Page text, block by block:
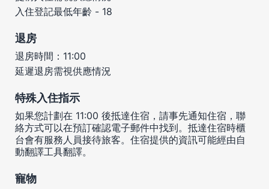
入住登記最低年齡 - 18
退房
退房時間：11:00
延遲退房需視供應情況
特殊入住指示
如果您計劃在 11:00 後抵達住宿，請事先通知住宿，聯
絡方式可以在預訂確認電子郵件中找到。抵達住宿時櫃
台會有服務人員接待旅客。住宿提供的資訊可能經由自
動翻譯工具翻譯。
寵物